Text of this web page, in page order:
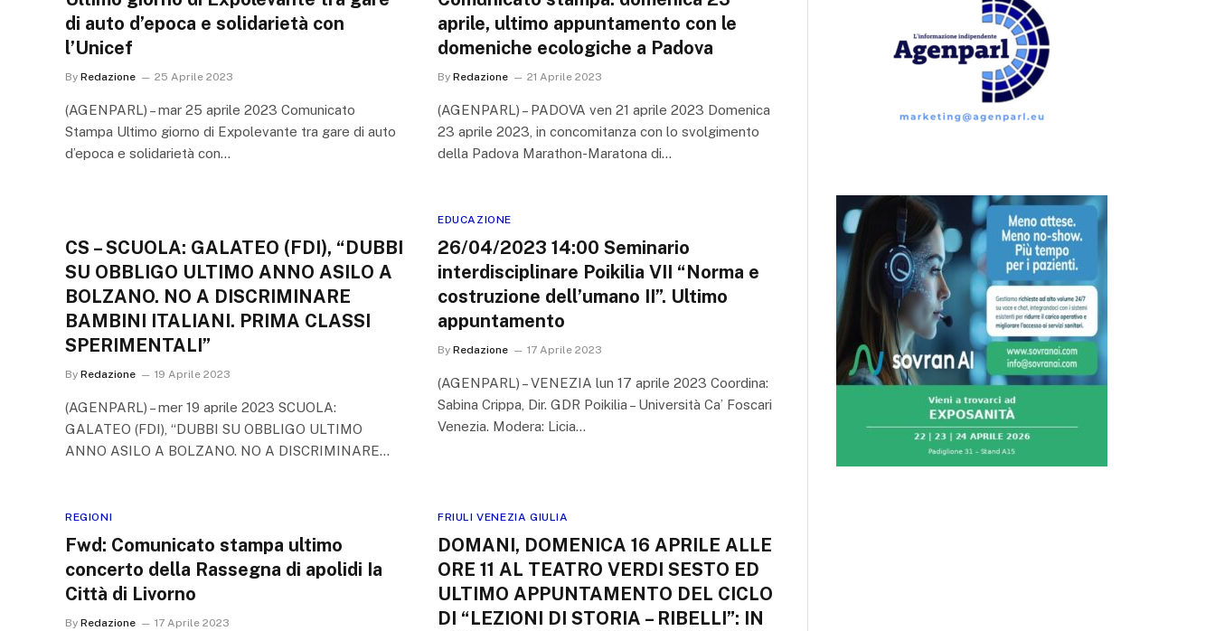
di auto d’epoca e solidarietà con
l’Unicef
By Redazione 25 Aprile 2023
(AGENPARL) – mar 25 aprile 2023 Comunicato
Stampa Ultimo giorno di Expolevante tra gare di auto
d’epoca e solidarietà con…
aprile, ultimo appuntamento con le
domeniche ecologiche a Padova
By Redazione 21 Aprile 2023
(AGENPARL) – PADOVA ven 21 aprile 2023 Domenica
23 aprile 2023, in concomitanza con lo svolgimento
della Padova Marathon-Maratona di…
CS – SCUOLA: GALATEO (FDI), “DUBBI
SU OBBLIGO ULTIMO ANNO ASILO A
BOLZANO. NO A DISCRIMINARE
BAMBINI ITALIANI. PRIMA CLASSI
SPERIMENTALI”
By Redazione 19 Aprile 2023
(AGENPARL) – mer 19 aprile 2023 SCUOLA:
GALATEO (FDI), “DUBBI SU OBBLIGO ULTIMO
ANNO ASILO A BOLZANO. NO A DISCRIMINARE…
EDUCAZIONE
26/04/2023 14:00 Seminario
interdisciplinare Poikilia VII “Norma e
costruzione dell’umano II”. Ultimo
appuntamento
By Redazione 17 Aprile 2023
(AGENPARL) – VENEZIA lun 17 aprile 2023 Coordina:
Sabina Crippa, Dir. GDR Poikilia – Università Ca’ Foscari
Venezia. Modera: Licia…
REGIONI
Fwd: Comunicato stampa ultimo
concerto della Rassegna di apolidi Ia
Città di Livorno
By Redazione 17 Aprile 2023
FRIULI VENEZIA GIULIA
DOMANI, DOMENICA 16 APRILE ALLE
ORE 11 AL TEATRO VERDI SESTO ED
ULTIMO APPUNTAMENTO DEL CICLO
DI “LEZIONI DI STORIA – RIBELLI”: IN